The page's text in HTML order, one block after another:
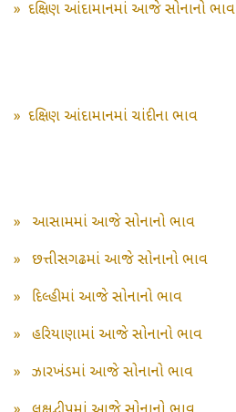
» દક્ષિણ આંદામાનમાં આજે સોનાનો ભાવ
» દક્ષિણ આંદામાનમાં ચાંદીના ભાવ
»
આસામમાં આજે સોનાનો ભાવ
»
છત્તીસગઢમાં આજે સોનાનો ભાવ
»
દિલ્હીમાં આજે સોનાનો ભાવ
»
હરિયાણામાં આજે સોનાનો ભાવ
»
ઝારખંડમાં આજે સોનાનો ભાવ